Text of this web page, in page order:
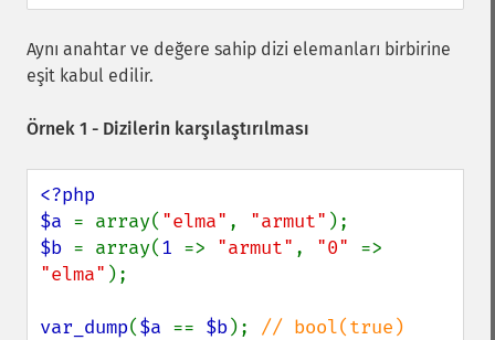
Aynı anahtar ve değere sahip dizi elemanları birbirine
eşit kabul edilir.
Örnek 1 - Dizilerin karşılaştırılması
<?php
$a = array( "elma" , "armut"
$b = array(1 => "armut" , "0"
"elma" );
var_dump($a == $b);